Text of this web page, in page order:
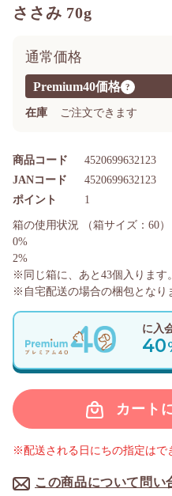
ささみ 70g
Premium40価格 ?
通常価格
在庫 ご注文できます
商品コード 4520699632123
ポイント 1
JANコード 4520699632123
カート
この商品について問い
※配送される日にちの指定はで
に入
40
箱の使用状況
（箱サイズ：60）
0%
2%
※同じ箱に、あと 43個入ります。
※自宅配送の場合の梱包となり